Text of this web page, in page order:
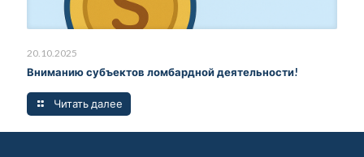
20.10.2025
Вниманию субъектов ломбардной деятельности!
Читать далее